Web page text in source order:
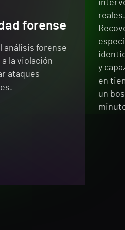
y
en
un
forense
análisis forense
la violación
ataques